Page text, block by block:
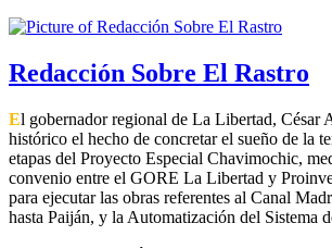
Redacción Sobre El Rastro
El gobernador regional de La Libertad, César
histórico el hecho de concretar el sueño de la
etapas del Proyecto Especial Chavimochic,
convenio entre el GORE La Libertad y
para ejecutar las obras referentes al Canal
hasta Paiján, y la Automatización del Sistema